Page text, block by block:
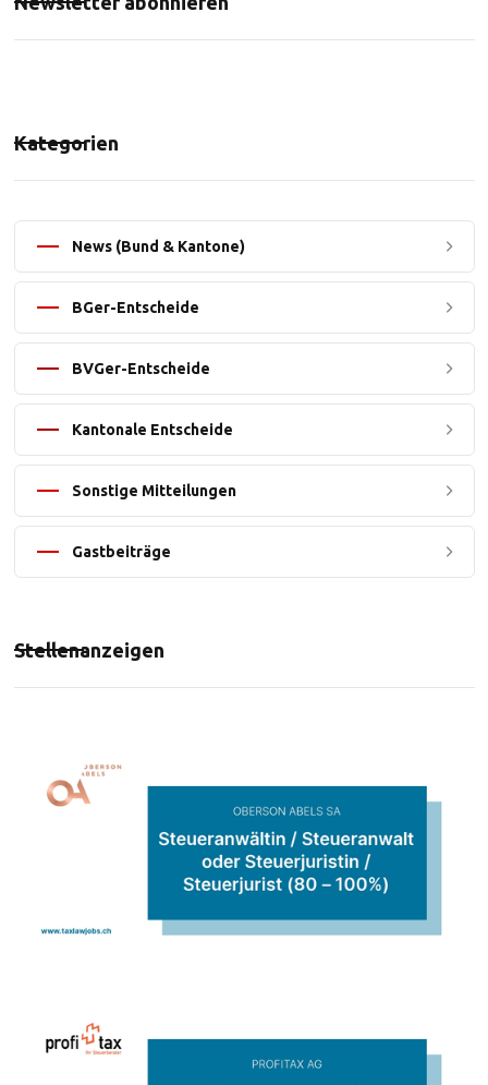
Kategorien
News (Bund & Kantone)
BGer-Entscheide
BVGer-Entscheide
Kantonale Entscheide
Sonstige Mitteilungen
Gastbeiträge
Stellenanzeigen